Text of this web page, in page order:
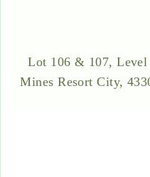
Lot 106 & 107, Level
Mines Resort City,